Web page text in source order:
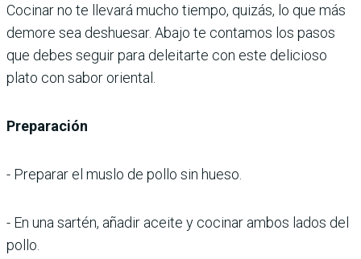
Cocinar no te llevará mucho tiempo, quizás, lo que más
demore sea deshuesar. Abajo te contamos los pasos
que debes seguir para deleitarte con este delicioso
plato con sabor oriental.
Preparación
- Preparar el muslo de pollo sin hueso.
- En una sartén, añadir aceite y cocinar ambos lados del
pollo.